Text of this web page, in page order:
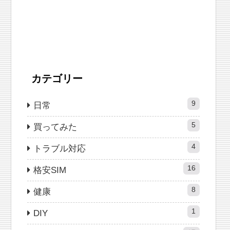
カテゴリー
日常 9
買ってみた 5
トラブル対応 4
格安SIM 16
健康 8
DIY 1